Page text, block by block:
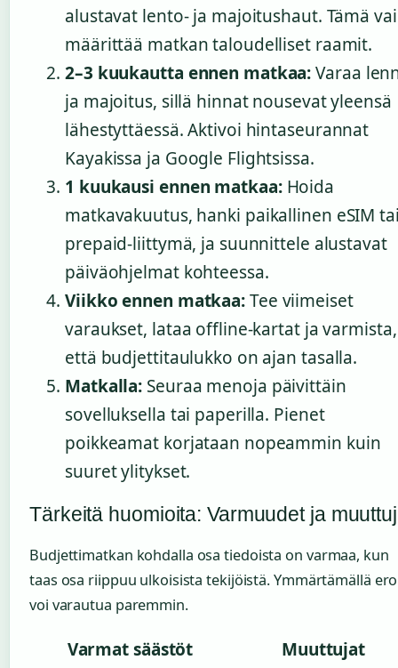
alustavat lento- ja majoitushaut. Tämä
määrittää matkan taloudelliset raamit.
2–3 kuukautta ennen matkaa:Varaa
ja majoitus, sillä hinnat nousevat yleensä
lähestyttäessä. Aktivoi hintaseurannat
Kayakissa ja Google Flightsissa.
1 kuukausi ennen matkaa:Hoida
matkavakuutus, hanki paikallinen eSIM
prepaid-liittymä, ja suunnittele alustavat
päiväohjelmat kohteessa.
Viikko ennen matkaa:Tee viimeiset
varaukset, lataa offline-kartat ja varmista,
että budjettitaulukko on ajan tasalla.
Matkalla: Seuraa menoja päivittäin
sovelluksella tai paperilla. Pienet
poikkeamat korjataan nopeammin kuin
suuret ylitykset.
Tärkeitä huomioita: Varmuudet ja
Budjettimatkan kohdalla osa tiedoista on varmaa, kun
taas osa riippuu ulkoisista tekijöistä. Ymmärtämällä
voi varautua paremmin.
Varmat säästöt
Muuttujat